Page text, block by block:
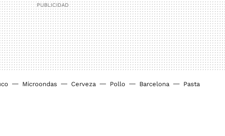
Microondas Cerveza Pollo Barcelona Pasta